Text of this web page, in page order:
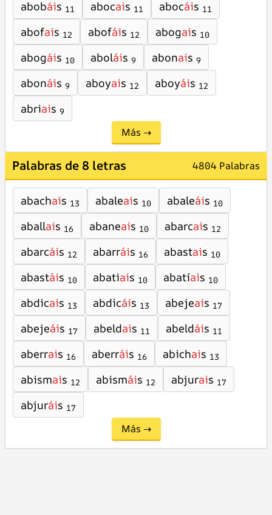
abobáis 11 abocais 11 abocáis 11
abofais 12 abofáis 12 abogais 10
abogáis 10 aboláis 9 abonais 9
abonáis 9 aboyais 12 aboyáis 12
abriais 9
Más →
Palabras de 8 letras 4804 Palabras
abachais 13 abaleais 10 abaleáis 10
aballais 16 abaneais 10 abarcais 12
abarcáis 12 abarráis 16 abastais 10
abastáis 10 abatiais 10 abatíais 10
abdicais 13 abdicáis 13 abejeais 17
abejeáis 17 abeldais 11 abeldáis 11
aberrais 16 aberráis 16 abichais 13
abismais 12 abismáis 12 abjurais 17
abjuráis 17
Más →